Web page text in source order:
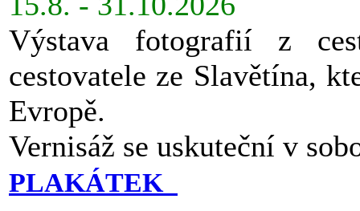
Výstava fotografií z
cestovatele ze Slavětína,
Evropě.
Vernisáž se uskuteční v
PLAKÁTEK